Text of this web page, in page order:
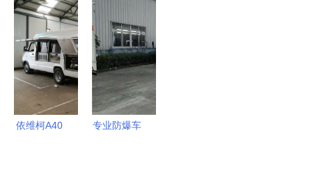
国内超高性
价比的专用
汽车制造专
家
有限责任公
司 引领专
用汽车销售
新篇章
依维柯A40
专业防爆车